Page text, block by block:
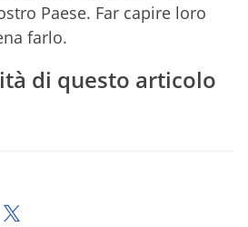
Paese. Far capire loro
farlo.
di questo articolo